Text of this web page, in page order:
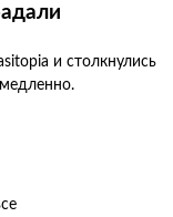
и столкнулись